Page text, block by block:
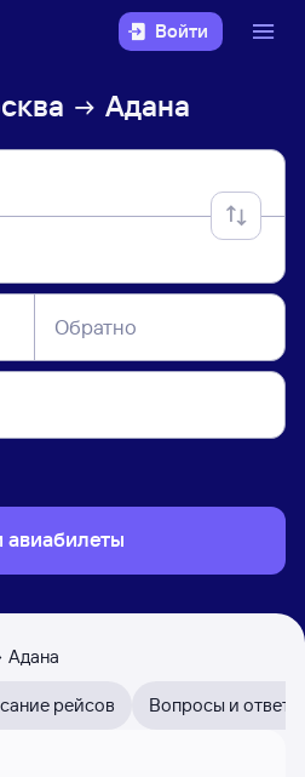
Войти
Адана
Обратно
авиабилеты
Адана
рейсов Вопросы и ответы